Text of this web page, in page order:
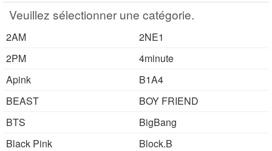
다 반대로 한국에 오시면 가이드 해 드릴..
Veuillez sélectionner une catégorie.
2AM
2NE1
2PM
4minute
Apink
B1A4
BEAST
BOY FRIEND
BTS
BigBang
Black Pink
Block.B